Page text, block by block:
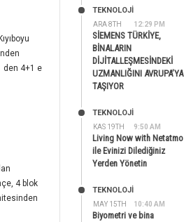
den 4+1 e
4 blok
ARA 8TH 12:29 PM
TEKNOLOJİ
SİEMENS TÜRKİYE,
BİNALARIN
DİJİTALLEŞMESİNDEKİ
UZMANLIĞINI AVRUPA’YA
TAŞIYOR
KAS 19TH 9:50 AM
TEKNOLOJİ
Living Now with Netatmo
ile Evinizi Dilediğiniz
Yerden Yönetin
MAY 15TH 10:40 AM
TEKNOLOJİ
Biyometri ve bina